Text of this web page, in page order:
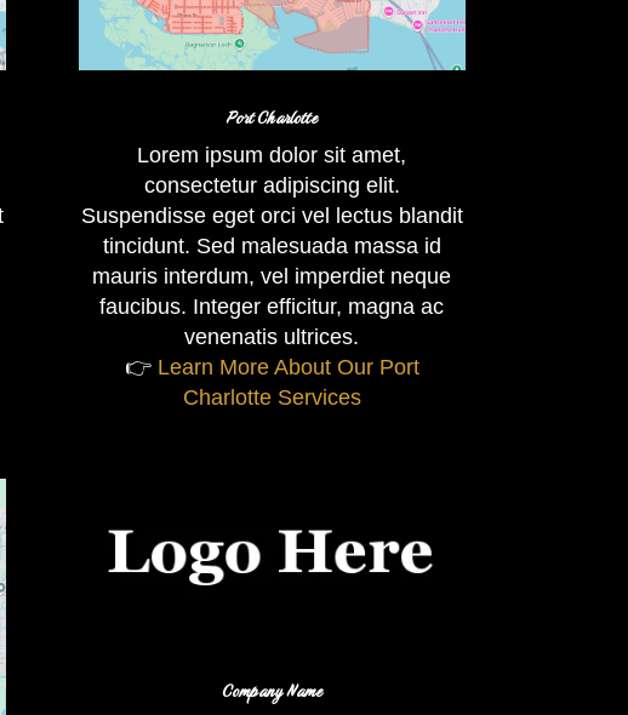
Port Charlotte
Lorem ipsum dolor sit amet,
consectetur adipiscing elit.
Suspendisse eget orci vel lectus blandit
tincidunt. Sed malesuada massa id
mauris interdum, vel imperdiet neque
faucibus. Integer efficitur, magna ac
venenatis ultrices.
👉 Learn More About Our Port
Charlotte Services
Company Name